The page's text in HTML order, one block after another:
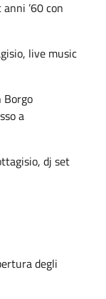
’60 con
live music
Borgo
a
dj set
degli